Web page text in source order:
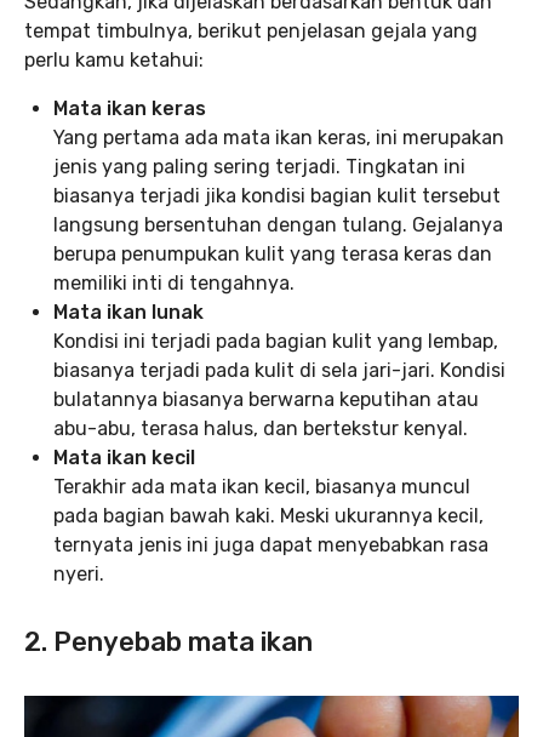
tempat timbulnya, berikut penjelasan gejala yang
perlu kamu ketahui:
Mata ikan keras
Yang pertama ada mata ikan keras, ini merupakan
jenis yang paling sering terjadi. Tingkatan ini
biasanya terjadi jika kondisi bagian kulit tersebut
langsung bersentuhan dengan tulang. Gejalanya
berupa penumpukan kulit yang terasa keras dan
memiliki inti di tengahnya.
Mata ikan lunak
Kondisi ini terjadi pada bagian kulit yang lembap,
biasanya terjadi pada kulit di sela jari-jari. Kondisi
bulatannya biasanya berwarna keputihan atau
abu-abu, terasa halus, dan bertekstur kenyal.
Mata ikan kecil
Terakhir ada mata ikan kecil, biasanya muncul
pada bagian bawah kaki. Meski ukurannya kecil,
ternyata jenis ini juga dapat menyebabkan rasa
nyeri.
2. Penyebab mata ikan